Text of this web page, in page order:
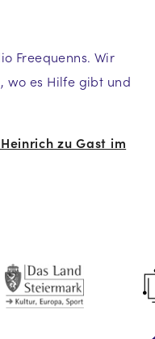
Freequenns. Wir
wo es Hilfe gibt und
zu Gast im